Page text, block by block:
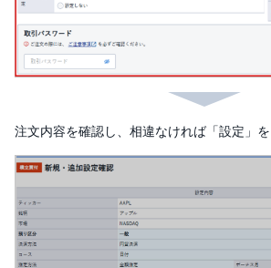
注文内容を確認し、相違なければ「設定」